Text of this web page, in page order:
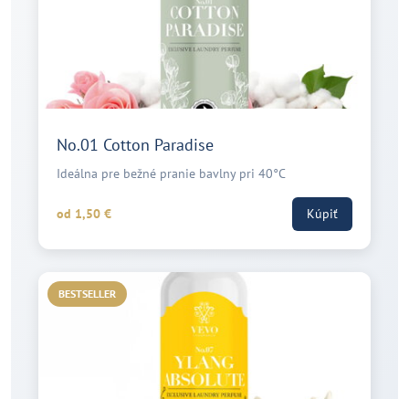
No.01 Cotton Paradise
Ideálna pre bežné pranie bavlny pri 40°C
od 1,50 € Kúpiť
BESTSELLER